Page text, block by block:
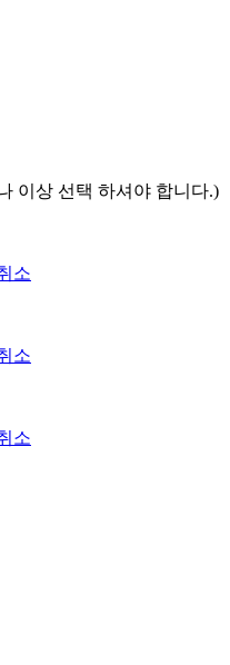
이상 선택 하셔야 합니다.)
소
소
소